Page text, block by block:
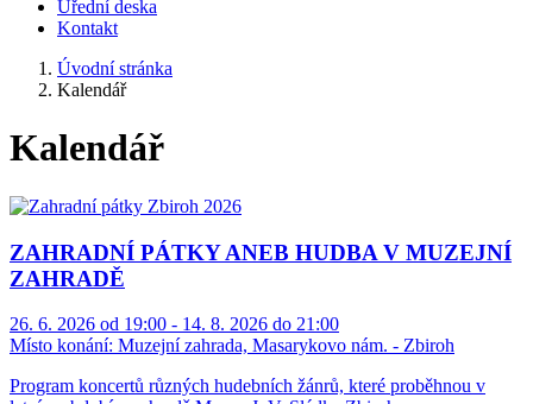
Úřední deska
Kontakt
Úvodní stránka
Kalendář
Kalendář
ZAHRADNÍ PÁTKY ANEB HUDBA V MUZEJNÍ
ZAHRADĚ
26. 6. 2026 od 19:00 - 14. 8. 2026 do 21:00
Místo konání: Muzejní zahrada, Masarykovo nám. - Zbiroh
Program koncertů různých hudebních žánrů, které proběhnou v